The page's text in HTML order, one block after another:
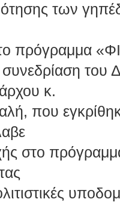
των
πρόγραμμα
συνεδρίαση του
κ.
που
στο